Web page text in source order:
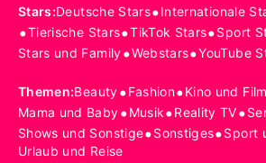
Stars:Deutsche Stars•Internationale
•Tierische Stars•TikTok Stars•Sport
Stars und Family•Webstars•YouTube
Themen:Beauty•Fashion•Kino und Film
Mama und Baby•Musik•Reality TV•
Shows und Sonstige•Sonstiges•Sport
Urlaub und Reise